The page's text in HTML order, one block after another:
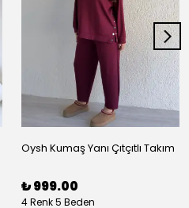
Oysh Kumaş Yanı Çıtçıtlı Takım
₺ 999.00
4 Renk 5 Beden